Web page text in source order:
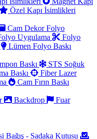
Özel Kapı İsimlikleri
Cam Dekor Folyo
Uygulama
Folyo
Lümen Folyo Baskı
Baskı
STS Soğuk
Baskı
Fiber Lazer
Cam Fırın Baskı
Backdrop
Fuar
Bağış - Sadaka Kutusu